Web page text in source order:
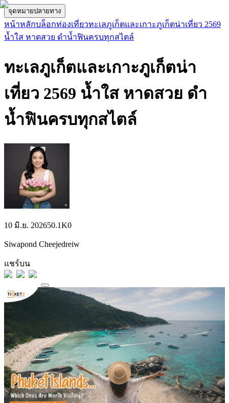
จุดหมายปลายทาง
หน้าหลักบล็อกท่องเที่ยวทะเลภูเก็ตและเกาะภูเก็ตน่าเที่ยว 2569
น้ำใส หาดสวย ดำน้ำฟินครบทุกสไตล์
ทะเลภูเก็ตและเกาะภูเก็ตน่า
เที่ยว 2569 น้ำใส หาดสวย ดำ
น้ำฟินครบทุกสไตล์
10 มิ.ย. 202650.1K0
Siwapond Cheejedreiw
แชร์บน